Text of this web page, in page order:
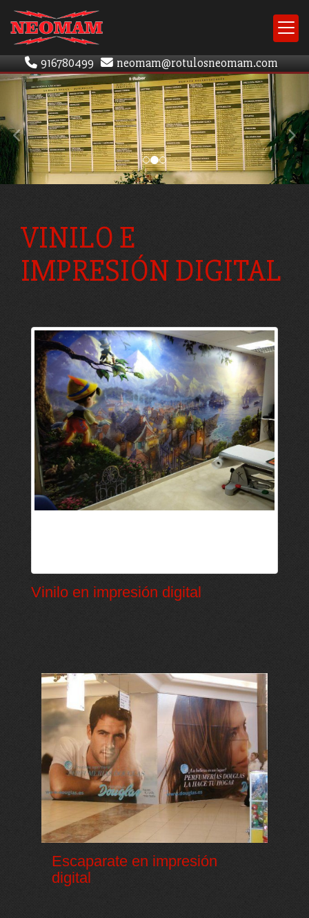
916780499 neomam
rotulosneomam.com
prev
VINILO E
IMPRESIÓN DIGITAL
Vinilo en impresión digital
Escaparate en impresión
digital